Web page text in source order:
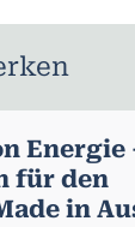
Energie
für den
in